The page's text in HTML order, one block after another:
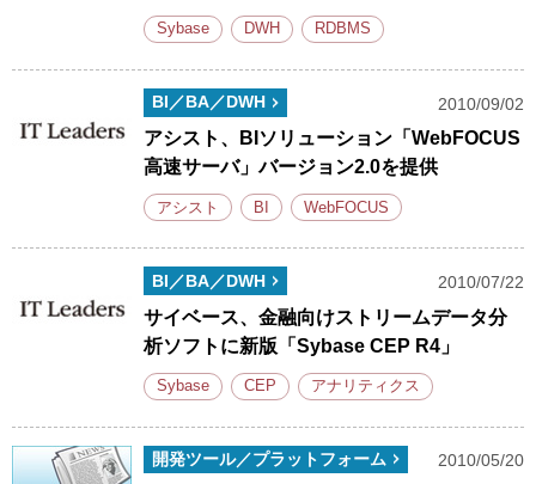
Sybase DWH RDBMS
BI／BA／DWH 2010/09/02
アシスト、BIソリューション「WebFOCUS
高速サーバ」バージョン2.0を提供
アシスト BI WebFOCUS
BI／BA／DWH 2010/07/22
サイベース、金融向けストリームデータ分
析ソフトに新版「Sybase CEP R4」
Sybase CEP アナリティクス
開発ツール／プラットフォーム 2010/05/20